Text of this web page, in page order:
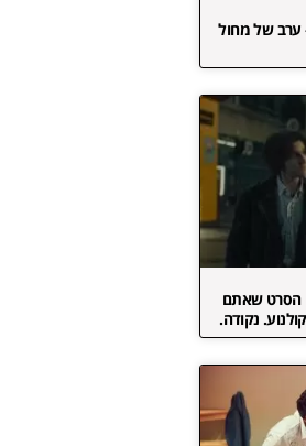
ערב של מחול
הסרט שאתם
נקודה.